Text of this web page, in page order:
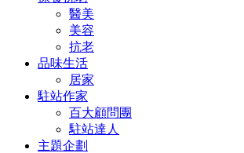
醫美
美容
抗老
品味生活
居家
駐站作家
百大顧問團
駐站達人
主題企劃